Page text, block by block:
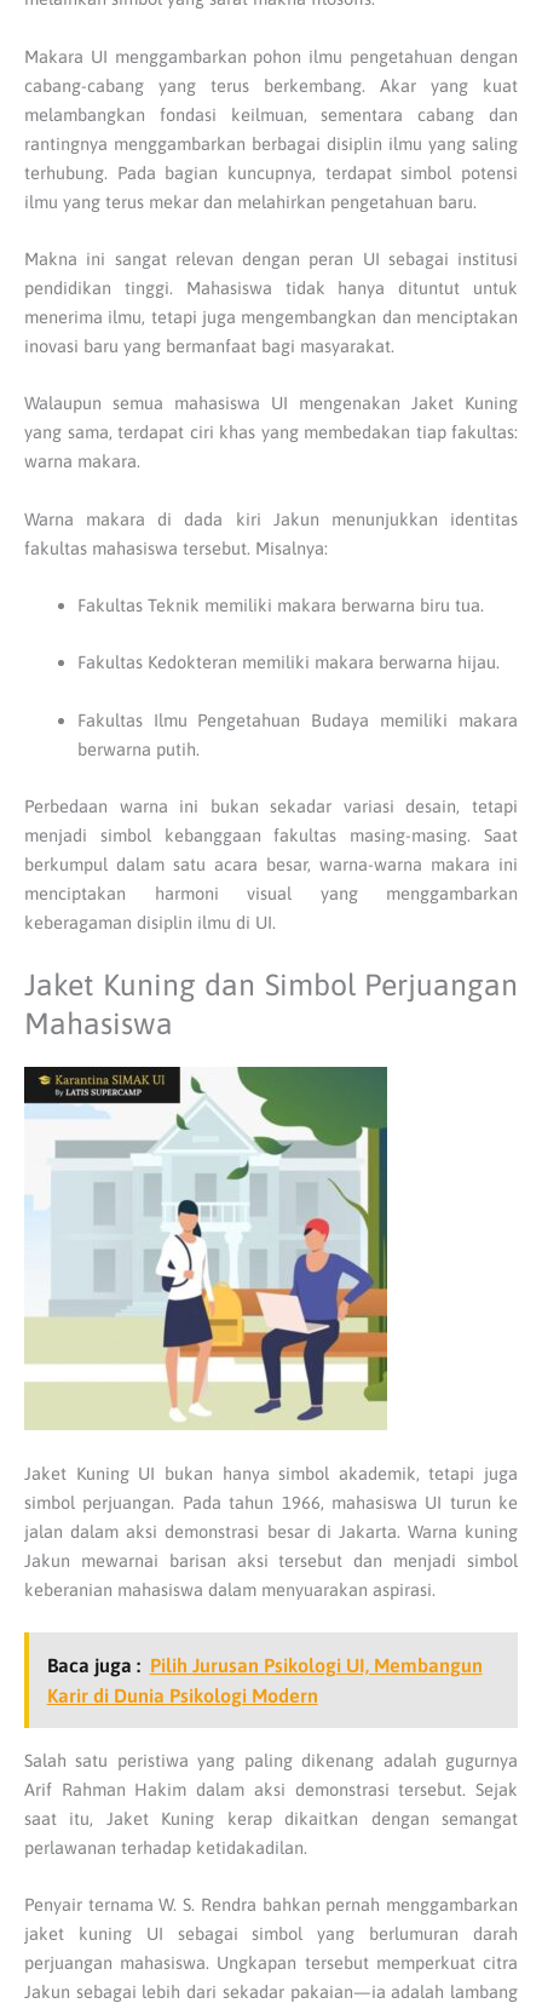
Makara UI menggambarkan pohon ilmu pengetahuan dengan
cabang-cabang yang terus berkembang. Akar yang kuat
melambangkan fondasi keilmuan, sementara cabang dan
rantingnya menggambarkan berbagai disiplin ilmu yang saling
terhubung. Pada bagian kuncupnya, terdapat simbol potensi
ilmu yang terus mekar dan melahirkan pengetahuan baru.
Makna ini sangat relevan dengan peran UI sebagai institusi
pendidikan tinggi. Mahasiswa tidak hanya dituntut untuk
menerima ilmu, tetapi juga mengembangkan dan menciptakan
inovasi baru yang bermanfaat bagi masyarakat.
Walaupun semua mahasiswa UI mengenakan Jaket Kuning
yang sama, terdapat ciri khas yang membedakan tiap fakultas:
warna makara.
Warna makara di dada kiri Jakun menunjukkan identitas
fakultas mahasiswa tersebut. Misalnya:
Fakultas Teknik memiliki makara berwarna biru tua.
Fakultas Kedokteran memiliki makara berwarna hijau.
Fakultas Ilmu Pengetahuan Budaya memiliki makara
berwarna putih.
Perbedaan warna ini bukan sekadar variasi desain, tetapi
menjadi simbol kebanggaan fakultas masing-masing. Saat
berkumpul dalam satu acara besar, warna-warna makara ini
menciptakan harmoni visual yang menggambarkan
keberagaman disiplin ilmu di UI.
Jaket Kuning dan Simbol Perjuangan
Mahasiswa
Jaket Kuning UI bukan hanya simbol akademik, tetapi juga
simbol perjuangan. Pada tahun 1966, mahasiswa UI turun ke
jalan dalam aksi demonstrasi besar di Jakarta. Warna kuning
Jakun mewarnai barisan aksi tersebut dan menjadi simbol
keberanian mahasiswa dalam menyuarakan aspirasi.
Baca juga : Pilih Jurusan Psikologi UI, Membangun
Karir di Dunia Psikologi Modern
Salah satu peristiwa yang paling dikenang adalah gugurnya
Arif Rahman Hakim dalam aksi demonstrasi tersebut. Sejak
saat itu, Jaket Kuning kerap dikaitkan dengan semangat
perlawanan terhadap ketidakadilan.
Penyair ternama W. S. Rendra bahkan pernah menggambarkan
jaket kuning UI sebagai simbol yang berlumuran darah
perjuangan mahasiswa. Ungkapan tersebut memperkuat citra
Jakun sebagai lebih dari sekadar pakaian—ia adalah lambang